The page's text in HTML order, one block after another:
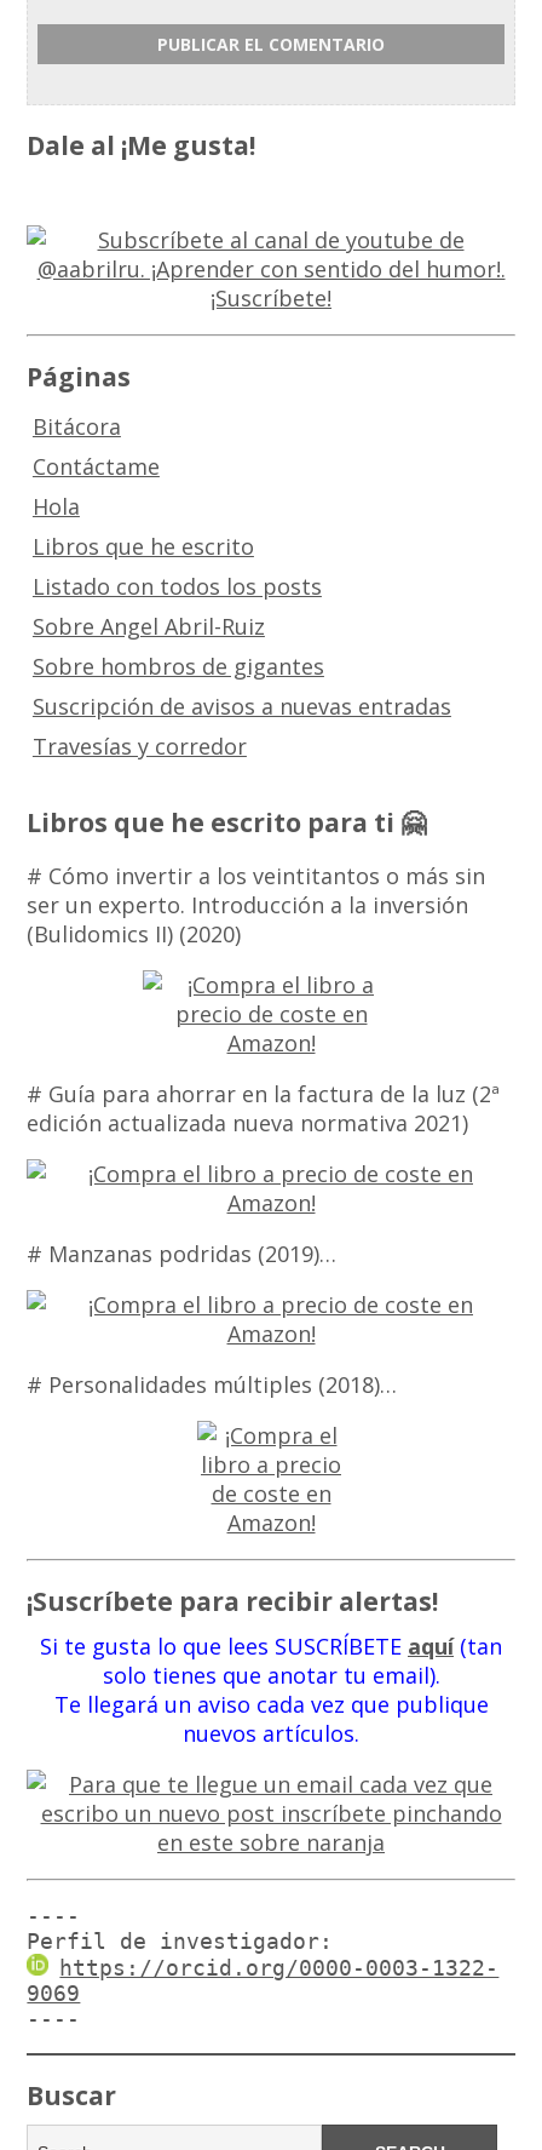
Dale al ¡Me gusta!
Páginas
Bitácora
Contáctame
Hola
Libros que he escrito
Listado con todos los posts
Sobre Angel Abril-Ruiz
Sobre hombros de gigantes
Suscripción de avisos a nuevas entradas
Travesías y corredor
Libros que he escrito para ti 🤗
# Cómo invertir a los veintitantos o más sin
ser un experto. Introducción a la inversión
(Bulidomics II) (2020)
# Guía para ahorrar en la factura de la luz (2ª
edición actualizada nueva normativa 2021)
# Manzanas podridas (2019)…
# Personalidades múltiples (2018)…
¡Suscríbete para recibir alertas!
Si te gusta lo que lees SUSCRÍBETE aquí(tan
solo tienes que anotar tu email).
Te llegará un aviso cada vez que publique
nuevos artículos.
----
Perfil de investigador:
https://orcid.org/0000-0003-1322-
9069
----
Buscar